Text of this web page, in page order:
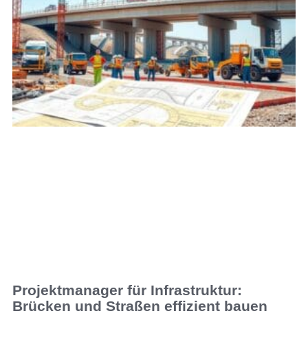
Projektmanager für Infrastruktur:
Brücken und Straßen effizient bauen